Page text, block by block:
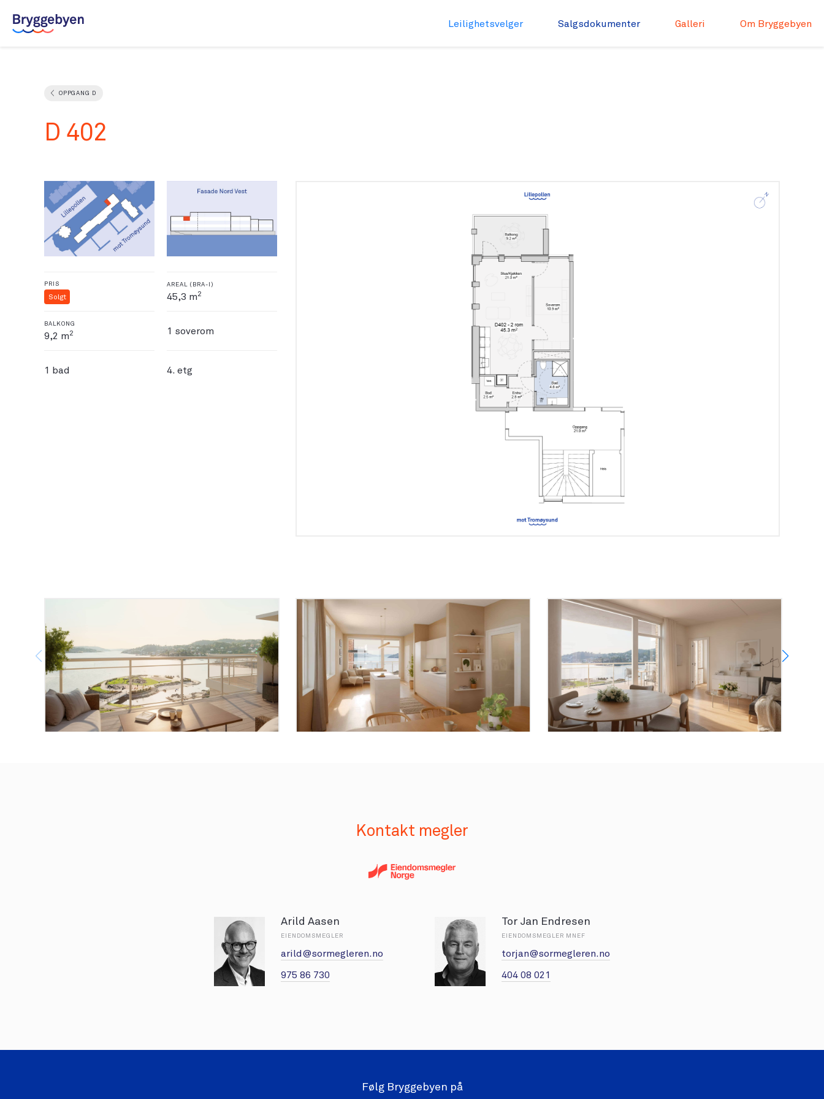
Leilighetsvelger Salgsdokumenter Galleri Om Bryggebyen
Om Bryggebyen
OPPGANG D
D 402
PRIS
Solgt
AREAL (BRA-I)
45,3 m2
BALKONG
9,2 m2 1 soverom
1 bad 4. etg
Kontakt megler
Arild Aasen
EIENDOMSMEGLER
arild@sormegleren.no
975 86 730
Tor Jan Endresen
EIENDOMSMEGLER MNEF
torjan@sormegleren.no
404 08 021
Følg Bryggebyen på